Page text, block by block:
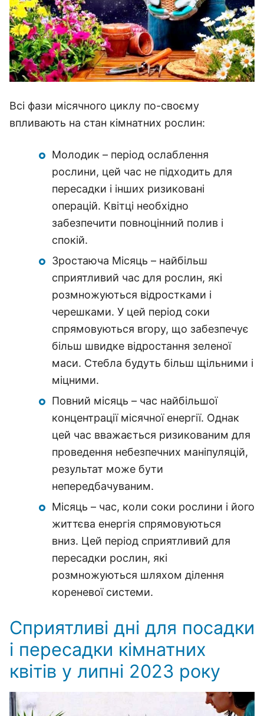
Всі фази місячного циклу по-своєму
впливають на стан кімнатних рослин:
Молодик – період ослаблення
рослини, цей час не підходить для
пересадки і інших ризиковані
операцій. Квітці необхідно
забезпечити повноцінний полив і
спокій.
Зростаюча Місяць – найбільш
сприятливий час для рослин, які
розмножуються відростками і
черешками. У цей період соки
спрямовуються вгору, що забезпечує
більш швидке відростання зеленої
маси. Стебла будуть більш щільними і
міцними.
Повний місяць – час найбільшої
концентрації місячної енергії. Однак
цей час вважається ризикованим для
проведення небезпечних маніпуляцій,
результат може бути
непередбачуваним.
Місяць – час, коли соки рослини і його
життєва енергія спрямовуються
вниз. Цей період сприятливий для
пересадки рослин, які
розмножуються шляхом ділення
кореневої системи.
Сприятливі дні для посадки
і пересадки кімнатних
квітів у липні 2023 року